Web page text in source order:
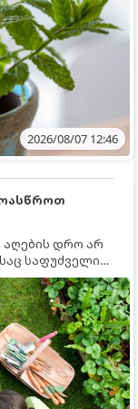
2026/08/07 12:46
დრო არ
საფუძველი
მზადდება
რომ
5
მოასწროთ: